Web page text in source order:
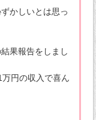
かしいとは思っ
果報告をしまし
円の収入で喜ん